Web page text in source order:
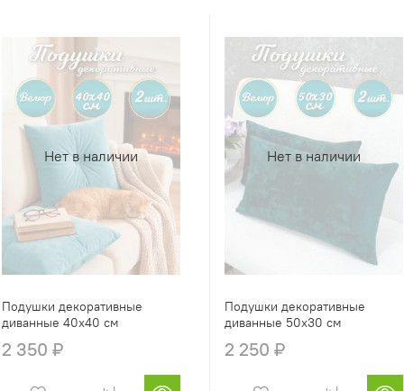
Нет в наличии
Подушки декоративные
диванные 40х40 см
2 350 ₽
Нет в наличии
Подушки декоративные
диванные 50х30 см
2 250 ₽